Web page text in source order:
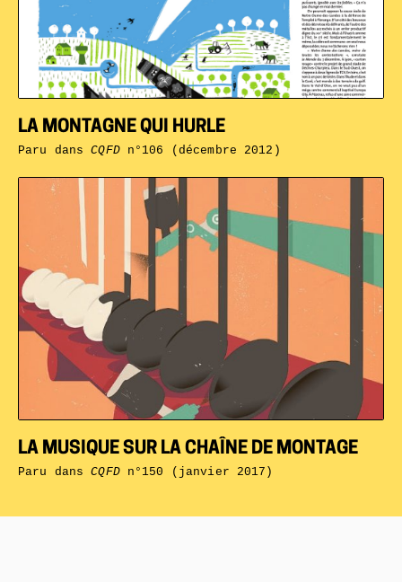
LA MUSIQUE SUR LA CHAÎNE DE MONTAGE
Paru dansCQFDn°150 (janvier 2017)
LA MONTAGNE QUI HURLE
Paru dansCQFDn°106 (décembre 2012)